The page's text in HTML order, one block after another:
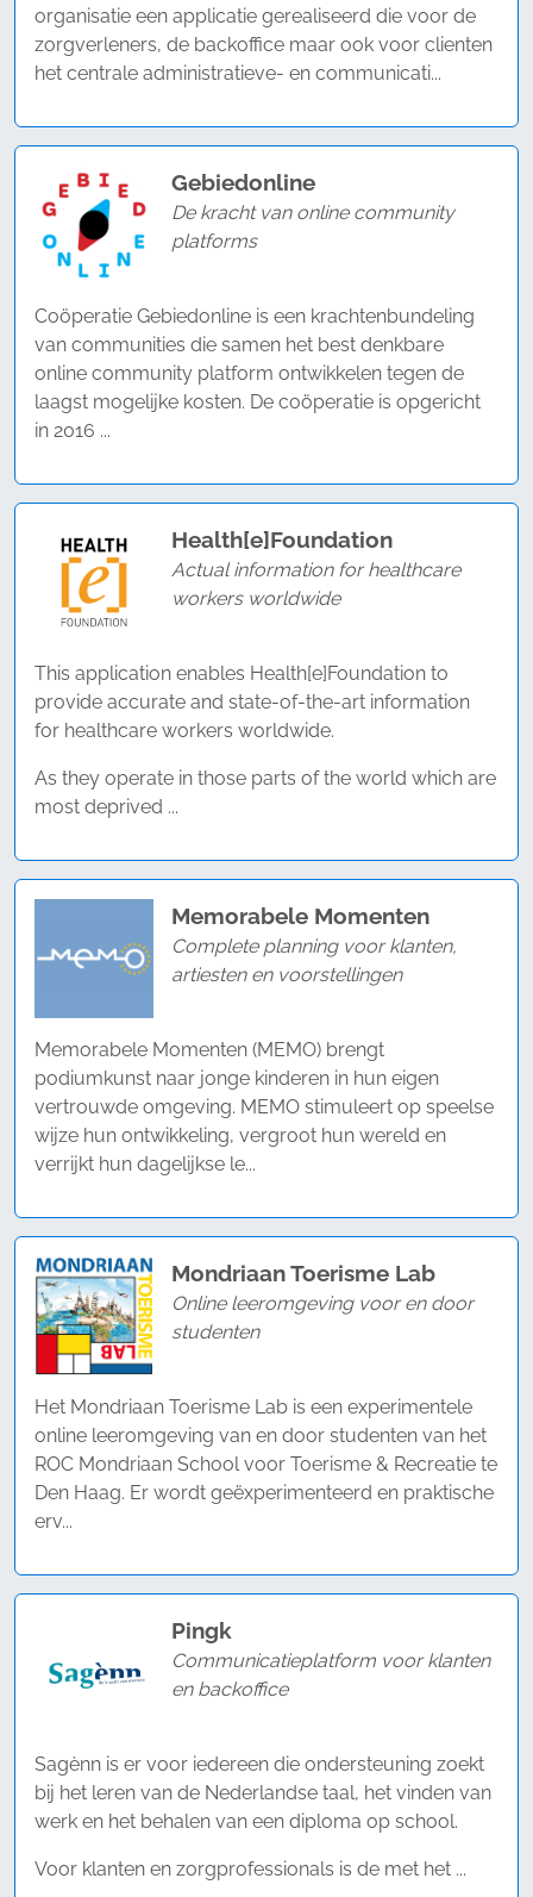
organisatie een applicatie gerealiseerd die voor de
zorgverleners, de backoffice maar ook voor clienten
het centrale administratieve- en communicati...
Gebiedonline
De kracht van online community
platforms
Coöperatie Gebiedonline is een krachtenbundeling
van communities die samen het best denkbare
online community platform ontwikkelen tegen de
laagst mogelijke kosten. De coöperatie is opgericht
in 2016 ...
Health[e]Foundation
Actual information for healthcare
workers worldwide
This application enables Health[e]Foundation to
provide accurate and state-of-the-art information
for healthcare workers worldwide.
As they operate in those parts of the world which are
most deprived ...
Memorabele Momenten
Complete planning voor klanten,
artiesten en voorstellingen
Memorabele Momenten (MEMO) brengt
podiumkunst naar jonge kinderen in hun eigen
vertrouwde omgeving. MEMO stimuleert op speelse
wijze hun ontwikkeling, vergroot hun wereld en
verrijkt hun dagelijkse le...
Mondriaan Toerisme Lab
Online leeromgeving voor en door
studenten
Het Mondriaan Toerisme Lab is een experimentele
online leeromgeving van en door studenten van het
ROC Mondriaan School voor Toerisme & Recreatie te
Den Haag. Er wordt geëxperimenteerd en praktische
erv...
Pingk
Communicatieplatform voor klanten
en backoffice
Sagènn is er voor iedereen die ondersteuning zoekt
bij het leren van de Nederlandse taal, het vinden van
werk en het behalen van een diploma op school.
Voor klanten en zorgprofessionals is de met het ...